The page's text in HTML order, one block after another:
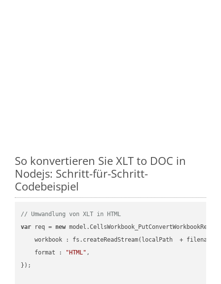
So konvertieren Sie XLT to DOC in
Nodejs: Schritt-für-Schritt-
Codebeispiel
// Umwandlung von XLT in HTML
var req = new
workbook : fs.createReadStream(localPath  + filename
format : "HTML" ,
});